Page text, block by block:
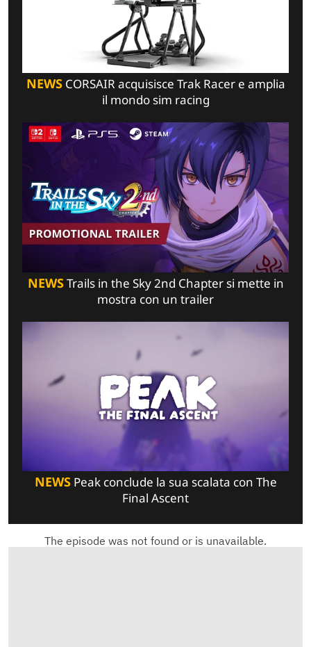
NEWSCORSAIR acquisisce Trak Racer e amplia
il mondo sim racing
NEWSTrails in the Sky 2nd Chapter si mette in
mostra con un trailer
NEWSPeak conclude la sua scalata con The
Final Ascent